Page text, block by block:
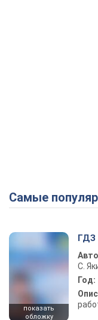
Самые
показать
обложку
ГДЗ
С.
Год: